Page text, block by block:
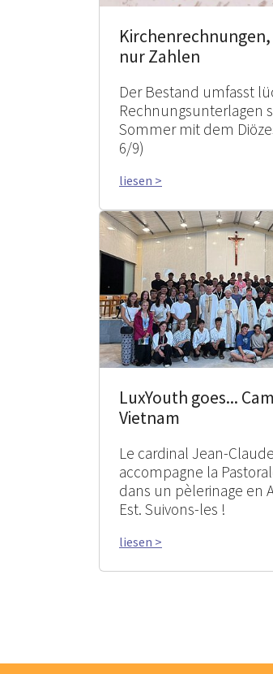
nur Zahlen
Der Bestand umfasst
Rechnungsunterlagen
Sommer mit dem
6/9)
liesen >
LuxYouth goes...
Vietnam
Le cardinal Jean-
accompagne la
dans un pèlerinage en
Est. Suivons-les !
liesen >